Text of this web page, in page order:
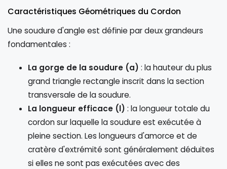
Caractéristiques Géométriques du Cordon
Une soudure d'angle est définie par deux grandeurs
fondamentales :
La gorge de la soudure (a) : la hauteur du plus
grand triangle rectangle inscrit dans la section
transversale de la soudure.
La longueur efficace (l) : la longueur totale du
cordon sur laquelle la soudure est exécutée à
pleine section. Les longueurs d'amorce et de
cratère d'extrémité sont généralement déduites
si elles ne sont pas exécutées avec des